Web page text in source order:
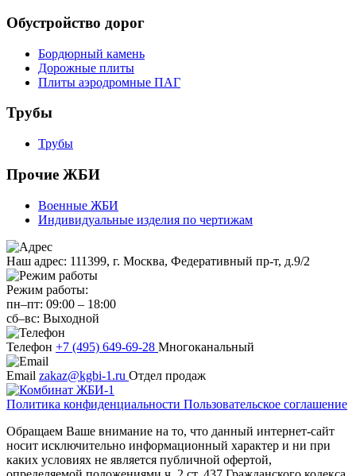
Обустройство дорог
Бордюрный камень
Дорожные плиты
Плиты аэродромные ПАГ
Трубы
Трубы
Прочие ЖБИ
Военные ЖБИ
Индивидуальные изделия по чертижам
Наш адрес: 111399, г. Москва, Федеративный пр-т, д.9/2
Режим работы:
пн–пт: 09:00 – 18:00
сб–вс: Выходной
Телефон +7 (495) 649-69-28 Многоканальный
Email zakaz@kgbi-1.ru Отдел продаж
Политика конфиденциальности Пользовательское соглашение
Обращаем Ваше внимание на то, что данный интернет-сайт
носит исключительно информационный характер и ни при
каких условиях не является публичной офертой,